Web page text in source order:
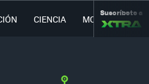
CIENCIA MOVILIDAD
Suscríbete a